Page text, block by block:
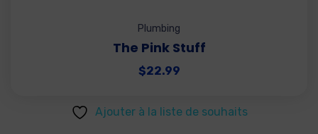
Plumbing
The Pink Stuff
$22.99
Ajouter à la liste de souhaits